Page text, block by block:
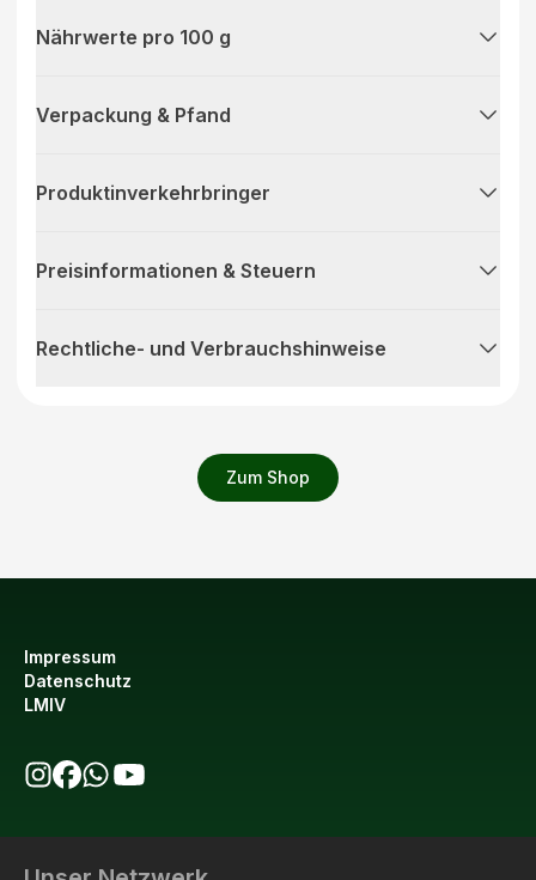
Zum Shop
Nährwerte pro 100 g
Verpackung & Pfand
Produktinverkehrbringer
Preisinformationen & Steuern
Rechtliche- und Verbrauchshinweise
Impressum
Datenschutz
LMIV